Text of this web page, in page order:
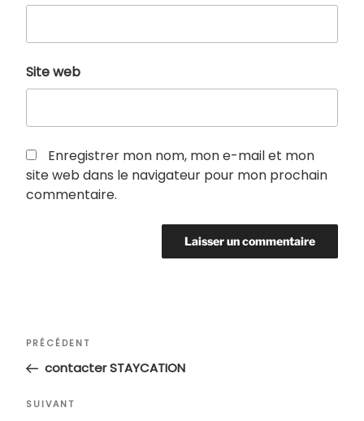
Site web
Enregistrer mon nom, mon e-mail et mon
site web dans le navigateur pour mon prochain
commentaire.
Navigation
l’article
Article
précédent
PRÉCÉDENT
contacter STAYCATION
Article
SUIVANT